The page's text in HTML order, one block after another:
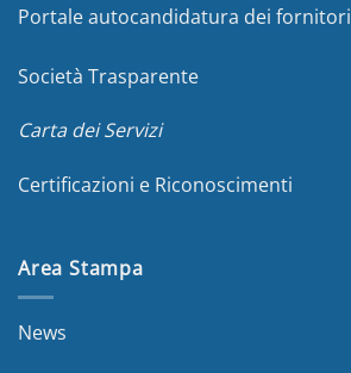
Portale autocandidatura dei fornitori
Società Trasparente
Carta dei Servizi
Certificazioni e Riconoscimenti
Area Stampa
News